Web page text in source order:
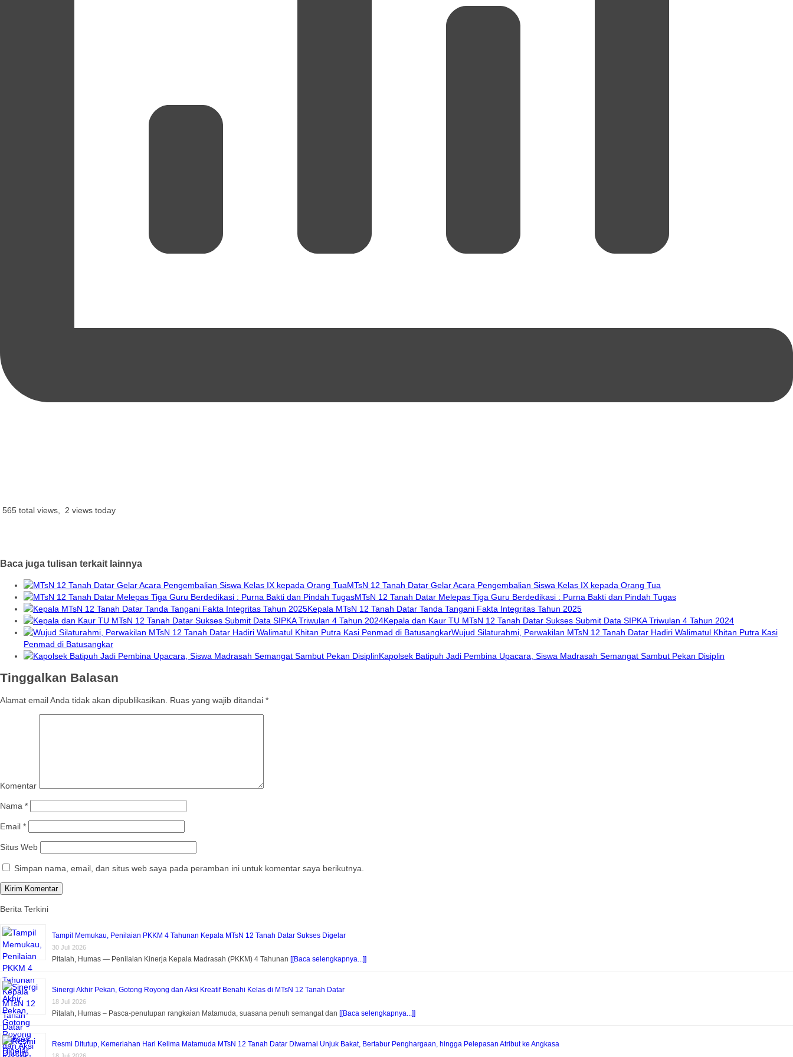
565 total views, 2 views today
Baca juga tulisan terkait lainnya
MTsN 12 Tanah Datar Gelar Acara Pengembalian Siswa Kelas IX kepada Orang Tua
MTsN 12 Tanah Datar Melepas Tiga Guru Berdedikasi : Purna Bakti dan Pindah Tugas
Kepala MTsN 12 Tanah Datar Tanda Tangani Fakta Integritas Tahun 2025
Kepala dan Kaur TU MTsN 12 Tanah Datar Sukses Submit Data SIPKA Triwulan 4 Tahun 2024
Wujud Silaturahmi, Perwakilan MTsN 12 Tanah Datar Hadiri Walimatul Khitan Putra Kasi
Penmad di Batusangkar
Kapolsek Batipuh Jadi Pembina Upacara, Siswa Madrasah Semangat Sambut Pekan Disiplin
Tinggalkan Balasan
Alamat email Anda tidak akan dipublikasikan. Ruas yang wajib ditandai *
Komentar
Nama *
Email *
Situs Web
Simpan nama, email, dan situs web saya pada peramban ini untuk komentar saya berikutnya.
Berita Terkini
Tampil Memukau, Penilaian PKKM 4 Tahunan Kepala MTsN 12 Tanah Datar Sukses Digelar
30 Juli 2026
Pitalah, Humas — Penilaian Kinerja Kepala Madrasah (PKKM) 4 Tahunan [[Baca selengkapnya...]]
Sinergi Akhir Pekan, Gotong Royong dan Aksi Kreatif Benahi Kelas di MTsN 12 Tanah Datar
18 Juli 2026
Pitalah, Humas – Pasca-penutupan rangkaian Matamuda, suasana penuh semangat dan [[Baca selengkapnya...]]
Resmi Ditutup, Kemeriahan Hari Kelima Matamuda MTsN 12 Tanah Datar Diwarnai Unjuk Bakat, Bertabur Penghargaan, hingga Pelepasan Atribut ke Angkasa